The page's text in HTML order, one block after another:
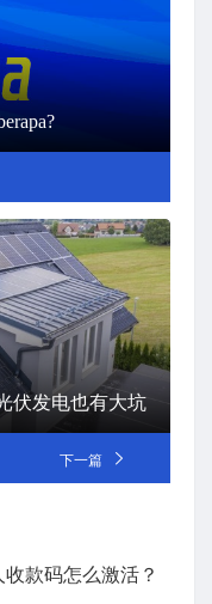
伏发电也有大坑
下一篇
收款码怎么激活？